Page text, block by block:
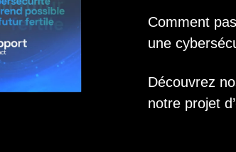
Comment
une
Découvrez
notre projet